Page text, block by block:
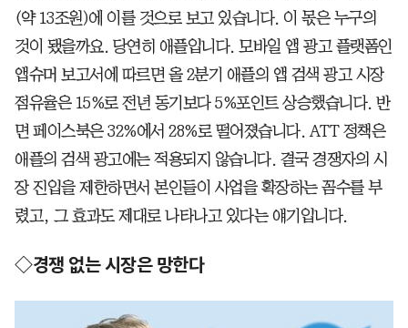
(약 13조원)에 이를 것으로 보고 있습니다. 이 몫은 누구의
것이 됐을까요. 당연히 애플입니다. 모바일 앱 광고 플랫폼인
앱슈머 보고서에 따르면 올 2분기 애플의 앱 검색 광고 시장
점유율은 15%로 전년 동기보다 5%포인트 상승했습니다. 반
면 페이스북은 32%에서 28%로 떨어졌습니다. ATT 정책은
애플의 검색 광고에는 적용되지 않습니다. 결국 경쟁자의 시
장 진입을 제한하면서 본인들이 사업을 확장하는 꼼수를 부
렸고, 그 효과도 제대로 나타나고 있다는 얘기입니다.
◇경쟁 없는 시장은 망한다